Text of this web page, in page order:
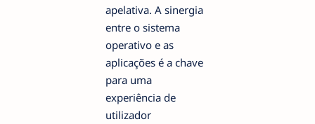
apelativa. A sinergia
entre o sistema
operativo e as
aplicações é a chave
para uma
experiência de
utilizador